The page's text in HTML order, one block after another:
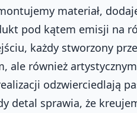
materiał,
pod kątem emisji na
każdy stworzony
ale również
odzwierciedlają
detal sprawia, że